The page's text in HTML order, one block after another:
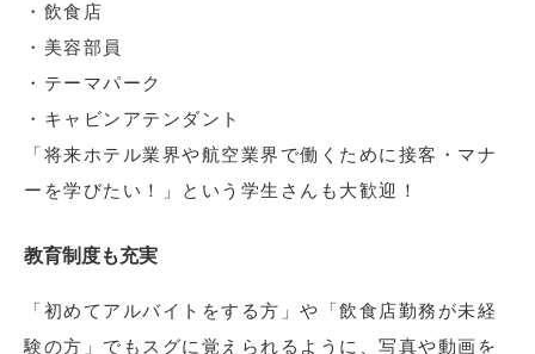
・飲食店
・美容部員
・テーマパーク
・キャビンアテンダント
「将来ホテル業界や航空業界で働くために接客・マナ
ーを学びたい！」という学生さんも大歓迎！
教育制度も充実
「初めてアルバイトをする方」や「飲食店勤務が未経
験の方」でもスグに覚えられるように、写真や動画を